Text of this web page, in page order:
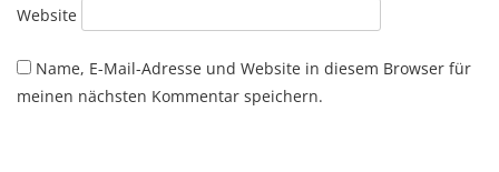
Website
Name, E-Mail-Adresse und Website in diesem Browser für
meinen nächsten Kommentar speichern.